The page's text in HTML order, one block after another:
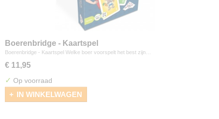
Boerenbridge - Kaartspel
Boerenbridge - Kaartspel Welke boer voorspelt het best zijn…
€ 11,95
✓ Op voorraad
IN WINKELWAGEN